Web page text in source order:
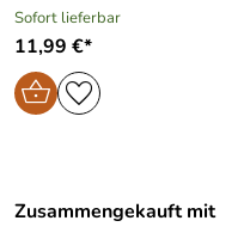
Sofort lieferbar
11,99 €*
Zusammengekauft mit